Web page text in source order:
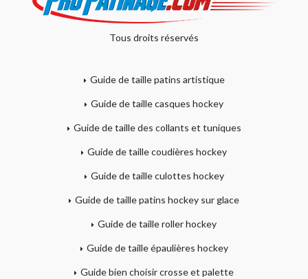
Tous droits réservés
Guide de taille patins artistique
Guide de taille casques hockey
Guide de taille des collants et tuniques
Guide de taille coudières hockey
Guide de taille culottes hockey
Guide de taille patins hockey sur glace
Guide de taille roller hockey
Guide de taille épaulières hockey
Guide bien choisir crosse et palette